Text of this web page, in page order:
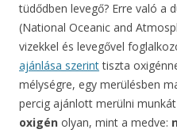
tüdődben levegő? Erre való a
(National Oceanic and
vizekkel és levegővel
ajánlása szerinttiszta
mélységre, egy merülésben
percig ajánlott merülni
oxigén olyan, mint a medve: